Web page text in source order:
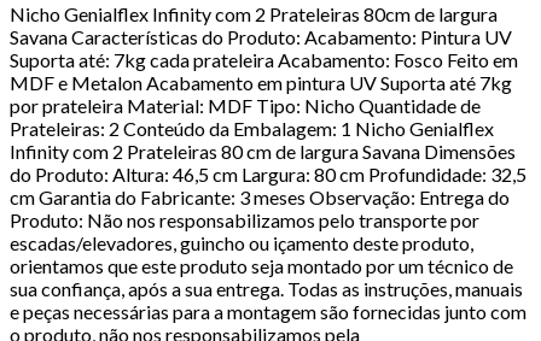
Nicho Genialflex Infinity com 2 Prateleiras 80cm de largura
Savana Características do Produto: Acabamento: Pintura UV
Suporta até: 7kg cada prateleira Acabamento: Fosco Feito em
MDF e Metalon Acabamento em pintura UV Suporta até 7kg
por prateleira Material: MDF Tipo: Nicho Quantidade de
Prateleiras: 2 Conteúdo da Embalagem: 1 Nicho Genialflex
Infinity com 2 Prateleiras 80 cm de largura Savana Dimensões
do Produto: Altura: 46,5 cm Largura: 80 cm Profundidade: 32,5
cm Garantia do Fabricante: 3 meses Observação: Entrega do
Produto: Não nos responsabilizamos pelo transporte por
escadas/elevadores, guincho ou içamento deste produto,
orientamos que este produto seja montado por um técnico de
sua confiança, após a sua entrega. Todas as instruções, manuais
e peças necessárias para a montagem são fornecidas junto com
o produto, não nos responsabilizamos pela